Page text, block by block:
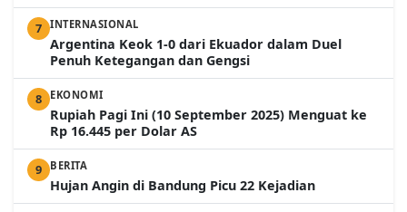
7 INTERNASIONAL
Argentina Keok 1-0 dari Ekuador dalam Duel
Penuh Ketegangan dan Gengsi
8 EKONOMI
Rupiah Pagi Ini (10 September 2025) Menguat ke
Rp 16.445 per Dolar AS
9 BERITA
Hujan Angin di Bandung Picu 22 Kejadian